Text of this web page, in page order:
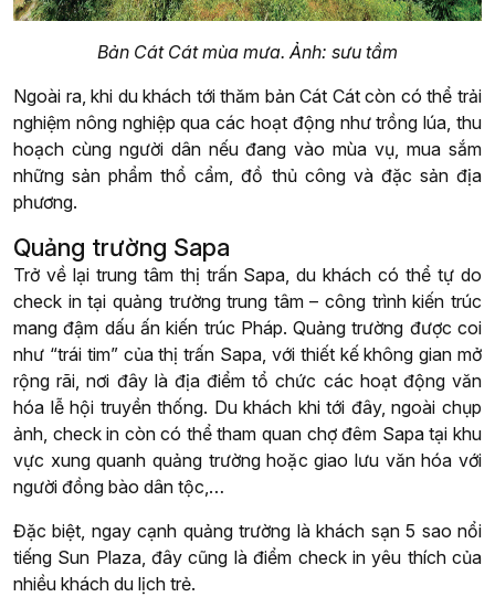
Bản Cát Cát mùa mưa. Ảnh: sưu tầm
Ngoài ra, khi du khách tới thăm bản Cát Cát còn có thể trải
nghiệm nông nghiệp qua các hoạt động như trồng lúa, thu
hoạch cùng người dân nếu đang vào mùa vụ, mua sắm
những sản phẩm thổ cẩm, đồ thủ công và đặc sản địa
phương.
Quảng trường Sapa
Trở về lại trung tâm thị trấn Sapa, du khách có thể tự do
check in tại quảng trường trung tâm – công trình kiến trúc
mang đậm dấu ấn kiến trúc Pháp. Quảng trường được coi
như “trái tim” của thị trấn Sapa, với thiết kế không gian mở
rộng rãi, nơi đây là địa điểm tổ chức các hoạt động văn
hóa lễ hội truyền thống. Du khách khi tới đây, ngoài chụp
ảnh, check in còn có thể tham quan chợ đêm Sapa tại khu
vực xung quanh quảng trường hoặc giao lưu văn hóa với
người đồng bào dân tộc,…
Đặc biệt, ngay cạnh quảng trường là khách sạn 5 sao nổi
tiếng Sun Plaza, đây cũng là điểm check in yêu thích của
nhiều khách du lịch trẻ.